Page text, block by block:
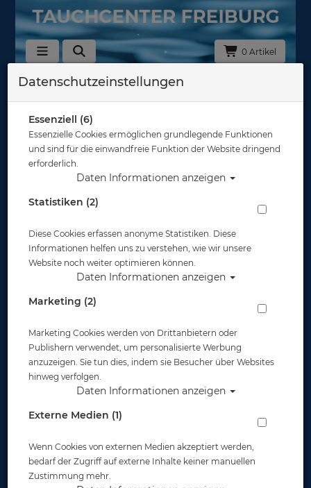
0 Artikel
Zurück
Polaris MES 2L / 200 bar Aluflasche
schwarz mit Ventil 12144
Artikelnr.: pol-11207
Datenschutzeinstellungen
Essenziell (6)
Essenzielle Cookies ermöglichen grundlegende Funktionen
und sind für die einwandfreie Funktion der Website dringend
erforderlich.
Daten Informationen anzeigen
Statistiken (2)
Diese Cookies erfassen anonyme Statistiken. Diese
Informationen helfen uns zu verstehen, wie wir unsere
Website noch weiter optimieren können.
Daten Informationen anzeigen
Marketing (2)
Marketing Cookies werden von Drittanbietern oder
Publishern verwendet, um personalisierte Werbung
anzuzeigen. Sie tun dies, indem sie Besucher über Websites
hinweg verfolgen.
Daten Informationen anzeigen
Externe Medien (1)
Wenn Cookies von externen Medien akzeptiert werden,
bedarf der Zugriff auf externe Inhalte keiner manuellen
Zustimmung mehr.